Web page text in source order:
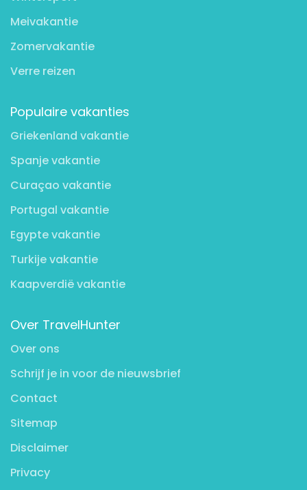
Meivakantie
Zomervakantie
Verre reizen
Populaire vakanties
Griekenland vakantie
Spanje vakantie
Curaçao vakantie
Portugal vakantie
Egypte vakantie
Turkije vakantie
Kaapverdië vakantie
Over TravelHunter
Over ons
Schrijf je in voor de nieuwsbrief
Contact
Sitemap
Disclaimer
Privacy